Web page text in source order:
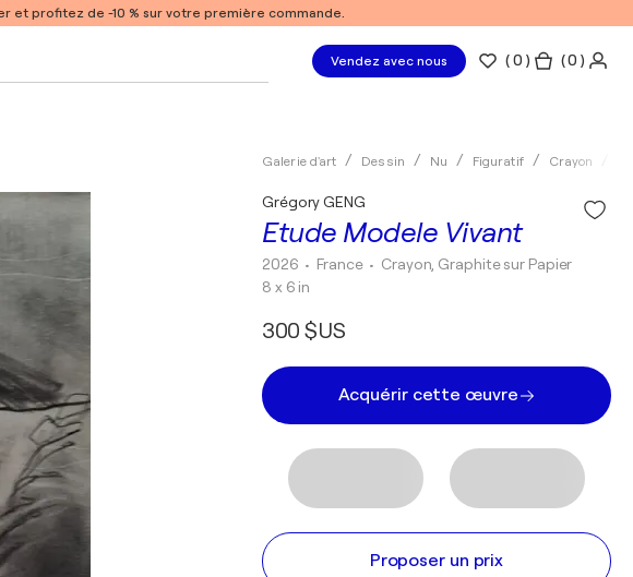
et profitez de -10 % sur votre première commande.
Vendez avec nous (0 ) ( 0 )
Galerie d'art Dessin Nu Figuratif Crayon
Etude Modele Vivant
Grégory GENG
2026 • France • Crayon, Graphite sur Papier
8 x 6 in
300 $US
Acquérir cette œuvre
Proposer un prix